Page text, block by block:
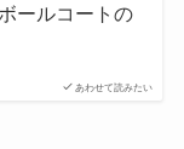
あわせて読みたい
ールコートの